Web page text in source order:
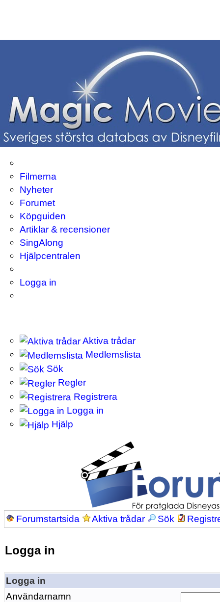
Filmerna
Nyheter
Forumet
Köpguiden
Artiklar & recensioner
SingAlong
Hjälpcentralen
Logga in
Aktiva trådar
Medlemslista
Sök
Regler
Registrera
Logga in
Hjälp
Forumstartsida Aktiva trådar Sök
Logga in
Logga in
Användarnamn